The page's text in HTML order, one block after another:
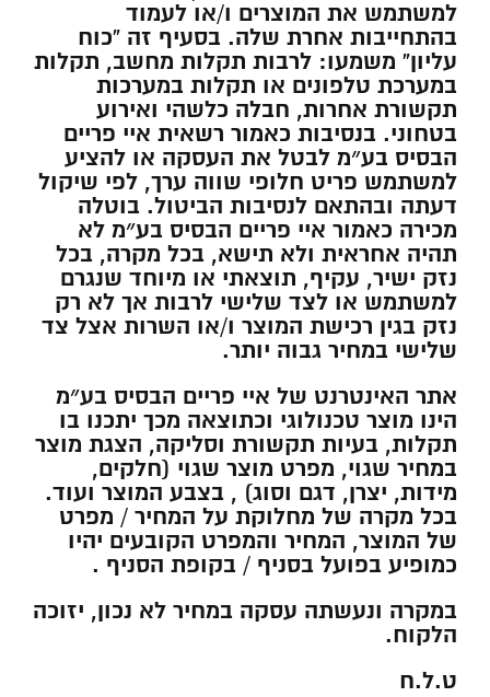
למשתמש את המוצרים ו/או לעמוד
בהתחייבות אחרת שלה. בסעיף זה “כוח
עליון” משמעו: לרבות תקלות מחשב, תקלות
במערכת טלפונים או תקלות במערכות
תקשורת אחרות, חבלה כלשהי ואירוע
בטחוני. בנסיבות כאמור רשאית איי פריים
הבסיס בע״מ לבטל את העסקה או להציע
למשתמש פריט חלופי שווה ערך, לפי שיקול
דעתה ובהתאם לנסיבות הביטול. בוטלה
מכירה כאמור איי פריים הבסיס בע״מ לא
תהיה אחראית ולא תישא, בכל מקרה, בכל
נזק ישיר, עקיף, תוצאתי או מיוחד שנגרם
למשתמש או לצד שלישי לרבות אך לא רק
נזק בגין רכישת המוצר ו/או השרות אצל צד
שלישי במחיר גבוה יותר.
אתר האינטרנט של איי פריים הבסיס בע״מ
הינו מוצר טכנולוגי וכתוצאה מכך יתכנו בו
תקלות, בעיות תקשורת וסליקה, הצגת מוצר
במחיר שגוי, מפרט מוצר שגוי (חלקים,
מידות, יצרן, דגם וסוג) , בצבע המוצר ועוד.
בכל מקרה של מחלוקת על המחיר / מפרט
של המוצר, המחיר והמפרט הקובעים יהיו
כמופיע בפועל בסניף / בקופת הסניף .
במקרה ונעשתה עסקה במחיר לא נכון, יזוכה
הלקוח.
ט.ל.ח